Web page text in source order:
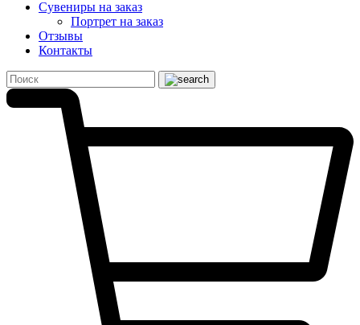
Сувениры на заказ
Портрет на заказ
Отзывы
Контакты